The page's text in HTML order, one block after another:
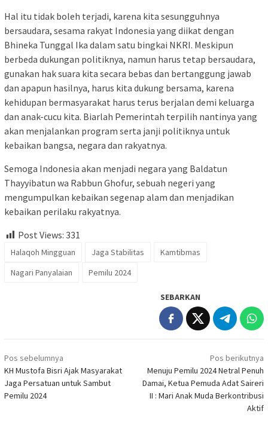
Hal itu tidak boleh terjadi, karena kita sesungguhnya
bersaudara, sesama rakyat Indonesia yang diikat dengan
Bhineka Tunggal Ika dalam satu bingkai NKRI. Meskipun
berbeda dukungan politiknya, namun harus tetap bersaudara,
gunakan hak suara kita secara bebas dan bertanggung jawab
dan apapun hasilnya, harus kita dukung bersama, karena
kehidupan bermasyarakat harus terus berjalan demi keluarga
dan anak-cucu kita. Biarlah Pemerintah terpilih nantinya yang
akan menjalankan program serta janji politiknya untuk
kebaikan bangsa, negara dan rakyatnya.
Semoga Indonesia akan menjadi negara yang Baldatun
Thayyibatun wa Rabbun Ghofur, sebuah negeri yang
mengumpulkan kebaikan segenap alam dan menjadikan
kebaikan perilaku rakyatnya.
Post Views: 331
Halaqoh Mingguan Jaga Stabilitas
Kamtibmas
Nagari Panyalaian
Pemilu 2024
SEBARKAN
Navigasi
pos
Pos sebelumnya
KH Mustofa Bisri Ajak Masyarakat
Jaga Persatuan untuk Sambut
Pemilu 2024
Pos berikutnya
Menuju Pemilu 2024 Netral Penuh
Damai, Ketua Pemuda Adat Saireri
II : Mari Anak Muda Berkontribusi
Aktif